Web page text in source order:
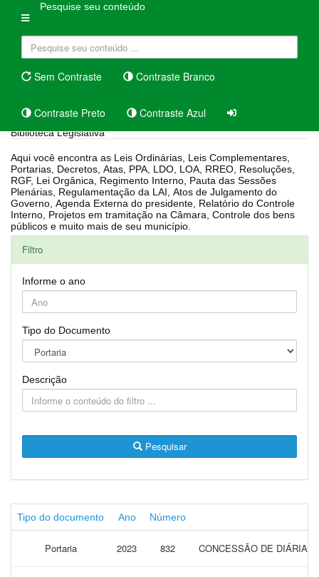
Pesquise seu conteúdo
Sem Contraste Contraste Branco
Contraste Preto Contraste Azul
Biblioteca Legislativa
Aqui você encontra as Leis Ordinárias, Leis Complementares,
Portarias, Decretos, Atas, PPA, LDO, LOA, RREO, Resoluções,
RGF, Lei Orgânica, Regimento Interno, Pauta das Sessões
Plenárias, Regulamentação da LAI, Atos de Julgamento do
Governo, Agenda Externa do presidente, Relatório do Controle
Interno, Projetos em tramitação na Câmara, Controle dos bens
públicos e muito mais de seu município.
Filtro
Informe o ano
Tipo do Documento
Descrição
Pesquisar
Tipo do documento Ano Número
Portaria 2023 832 CONCESSÃO DE DIÁRIAS